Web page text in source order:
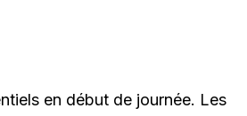
en début de journée. Les